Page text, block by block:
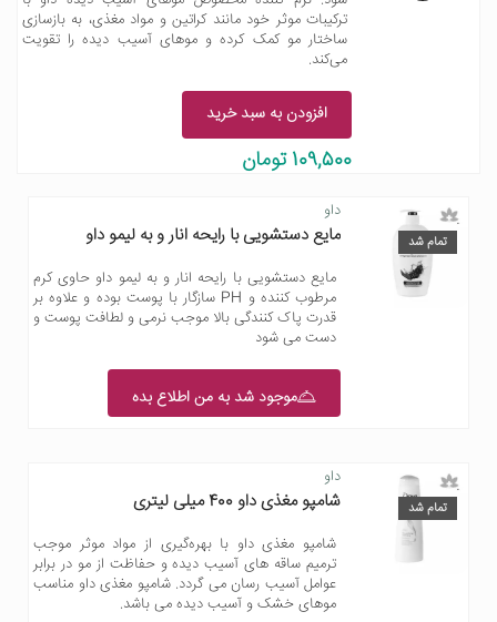
ترکیبات موثر خود مانند کراتین و مواد مغذی، به بازسازی
ساختار مو کمک کرده و موهای آسیب دیده را تقویت
می‌کند.
افزودن به سبد خرید
109,500 تومان
تمام شد
داو
مایع دستشویی با رایحه انار و به لیمو داو
مایع دستشویی با رایحه انار و به لیمو داو حاوی کرم
مرطوب کننده و PH سازگار با پوست بوده و علاوه بر
قدرت پاک کنندگی بالا موجب نرمی و لطافت پوست و
دست می شود
موجود شد به من اطلاع بده
تمام شد
داو
شامپو مغذی داو 400 میلی لیتری
شامپو مغذی داو با بهره‌گیری از مواد موثر موجب
ترمیم ساقه های آسیب دیده و حفاظت از مو در برابر
عوامل آسیب رسان می گردد. شامپو مغذی داو مناسب
موهای خشک و آسیب دیده می باشد.